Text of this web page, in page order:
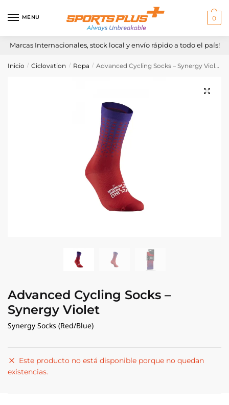
MENU 0
Marcas Internacionales, stock local y envío rápido a todo el país!
Inicio / Ciclovation / Ropa / Advanced Cycling Socks – Synergy Violet
Advanced Cycling Socks –
Synergy Violet
Synergy Socks (Red/Blue)
Este producto no está disponible porque no quedan
existencias.